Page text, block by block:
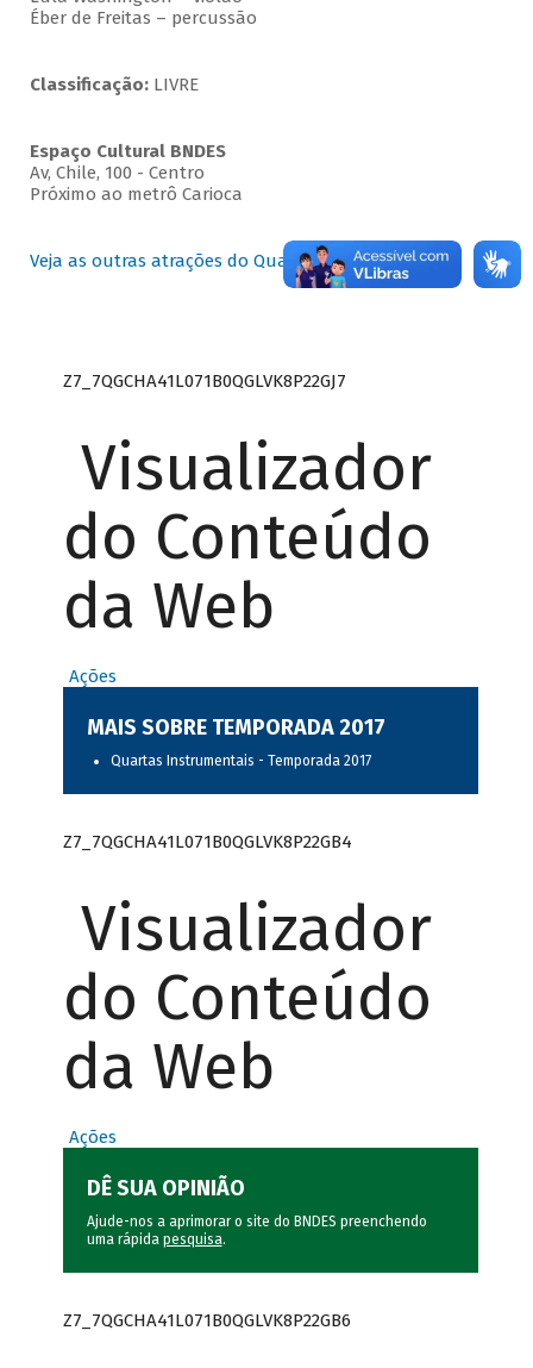
Éber de Freitas – percussão
Classificação:LIVRE
Espaço Cultural BNDES
Av, Chile, 100 - Centro
Próximo ao metrô Carioca
Veja as outras atrações do Quartas Instrumentais
Z7_7QGCHA41L071B0QGLVK8P22GJ7
Visualizador
do Conteúdo
da Web
Ações
MAIS SOBRE TEMPORADA 2017
Quartas Instrumentais - Temporada 2017
Z7_7QGCHA41L071B0QGLVK8P22GB4
Visualizador
do Conteúdo
da Web
Ações
DÊ SUA OPINIÃO
Ajude-nos a aprimorar o site do BNDES preenchendo
uma rápida pesquisa.
Z7_7QGCHA41L071B0QGLVK8P22GB6